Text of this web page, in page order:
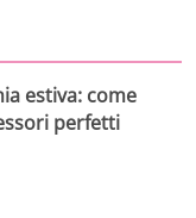
estiva: come
perfetti